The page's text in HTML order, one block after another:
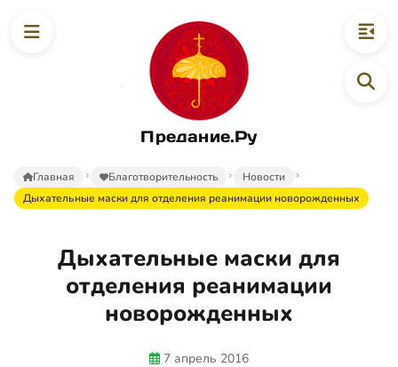
Предание.Ру
Главная Благотворительность
Новости
Дыхательные маски для отделения реанимации новорожденных
Дыхательные маски для
отделения реанимации
новорожденных
7 апрель 2016